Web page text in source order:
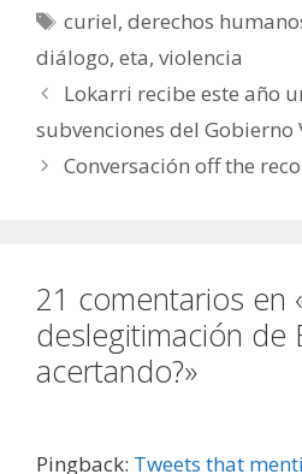
Etiquetas
curiel,derechos
diálogo, eta, violencia
Lokarri recibe este año
subvenciones del Gobierno
Conversación off the
21 comentarios en
deslegitimación de
acertando?»
Pingback: Tweets that